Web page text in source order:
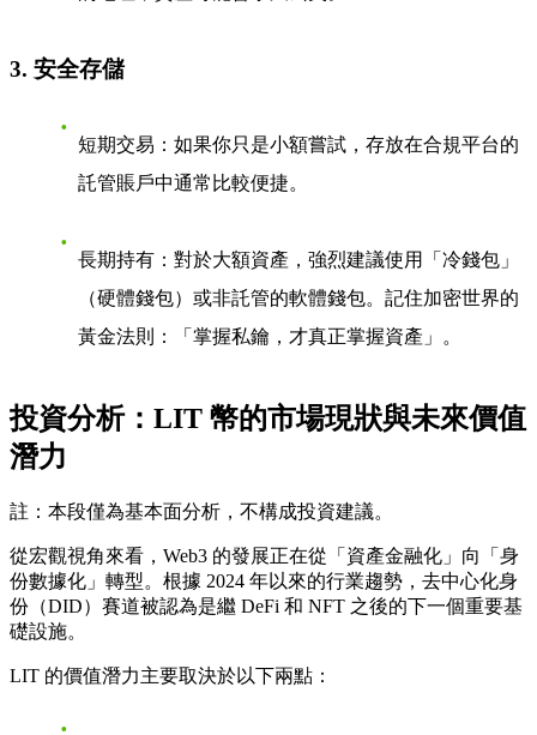
3. 安全存儲
短期交易 ：如果你只是小額嘗試，存放在合規平台的
託管賬戶中通常比較便捷。
長期持有 ：對於大額資產，強烈建議使用「冷錢包」
（硬體錢包）或非託管的軟體錢包。記住加密世界的
黃金法則：「掌握私鑰，才真正掌握資產」。
投資分析：LIT 幣的市場現狀與未來價值
潛力
註：本段僅為基本面分析，不構成投資建議。
從宏觀視角來看，Web3 的發展正在從「資產金融化」向「身
份數據化」轉型。根據 2024 年以來的行業趨勢，去中心化身
份（DID）賽道被認為是繼 DeFi 和 NFT 之後的下一個重要基
礎設施。
LIT 的價值潛力主要取決於以下兩點：